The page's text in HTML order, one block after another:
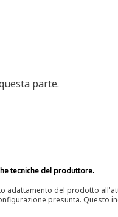
parte.
tecniche del produttore.
del prodotto
presunta.